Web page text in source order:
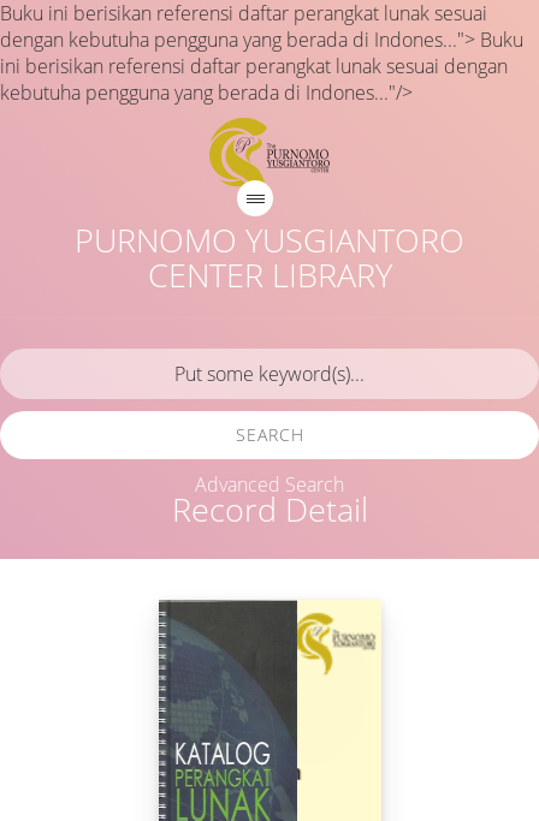
Buku ini berisikan referensi daftar perangkat lunak sesuai
dengan kebutuha pengguna yang berada di Indones..."> Buku
ini berisikan referensi daftar perangkat lunak sesuai dengan
kebutuha pengguna yang berada di Indones..."/>
PURNOMO YUSGIANTORO
CENTER LIBRARY
Record Detail
SEARCH
Advanced Search